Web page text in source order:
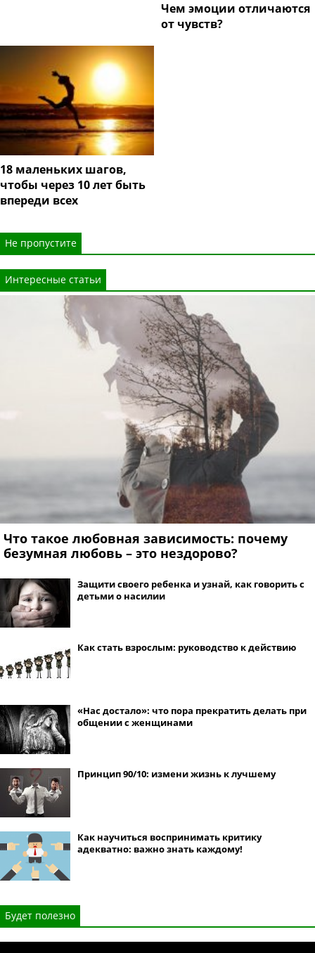
Чем эмоции отличаются
от чувств?
18 маленьких шагов,
чтобы через 10 лет быть
впереди всех
Не пропустите
Интересные статьи
Что такое любовная зависимость: почему
безумная любовь – это нездорово?
Защити своего ребенка и узнай, как говорить с
детьми о насилии
Как стать взрослым: руководство к действию
«Нас достало»: что пора прекратить делать при
общении с женщинами
Принцип 90/10: измени жизнь к лучшему
Как научиться воспринимать критику
адекватно: важно знать каждому!
Будет полезно